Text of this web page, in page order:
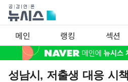
메인 랭킹 섹션
성남시, 저출생 대응 시